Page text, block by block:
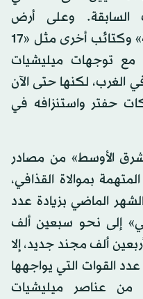
السابقة. وعلى أرض
المعركة، يقف «أنصار الشريعة» وكتائب أخرى مثل «17
مع توجهات ميليشيات
الغرب، لكنها حتى الآن
حفتر واستنزافه في
الأوسط» من مصادر
بموالاة القذافي،
الماضي بزيادة عدد
إلى نحو سبعين ألف
ألف مجند جديد، إلا
القوات التي يواجهها
من عناصر ميليشيات